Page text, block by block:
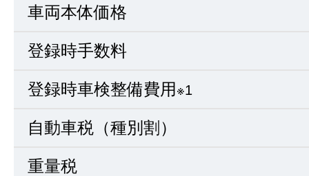
車両本体価格
登録時手数料
登録時車検整備費用 ※1
自動車税（種別割）
重量税